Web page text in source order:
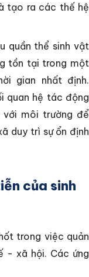
tạo ra các thế hệ
quần thể sinh vật
tồn tại trong một
gian nhất định.
quan hệ tác động
với môi trường để
duy trì sự ổn định
của sinh
trong việc quản
- xã hội. Các ứng